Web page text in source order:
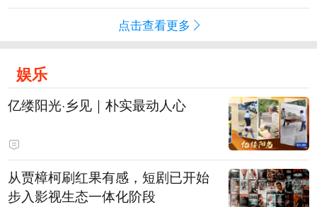
点击查看更多
娱乐
亿缕阳光·乡见｜朴实最动人心
从贾樟柯刷红果有感，短剧已开始
步入影视生态一体化阶段